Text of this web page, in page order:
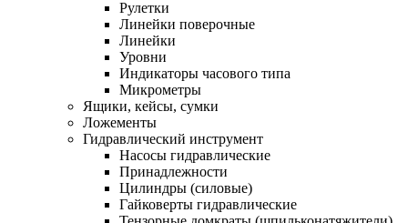
Рулетки
Линейки поверочные
Линейки
Уровни
Индикаторы часового типа
Микрометры
Ящики, кейсы, сумки
Ложементы
Гидравлический инструмент
Насосы гидравлические
Принадлежности
Цилиндры (силовые)
Гайковерты гидравлические